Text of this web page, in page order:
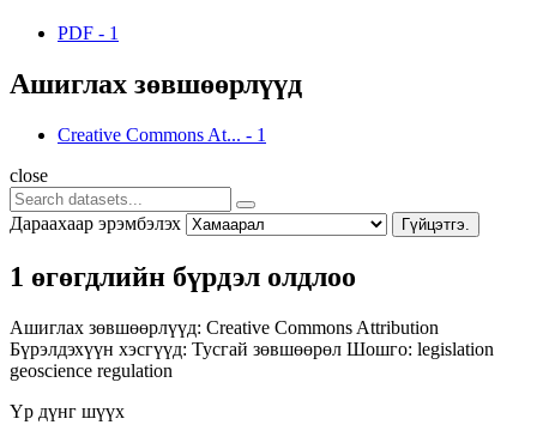
PDF - 1
Ашиглах зөвшөөрлүүд
Creative Commons At... - 1
close
Дараахаар эрэмбэлэх Гүйцэтгэ.
1 өгөгдлийн бүрдэл олдлоо
Ашиглах зөвшөөрлүүд: Creative Commons Attribution
Бүрэлдэхүүн хэсгүүд: Тусгай зөвшөөрөл Шошго: legislation
geoscience regulation
Үр дүнг шүүх